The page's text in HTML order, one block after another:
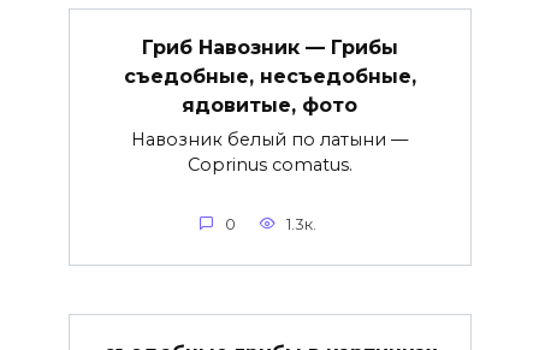
Гриб Навозник — Грибы
съедобные, несъедобные,
ядовитые, фото
Навозник белый по латыни —
Coprinus comatus.
0 1.3к.